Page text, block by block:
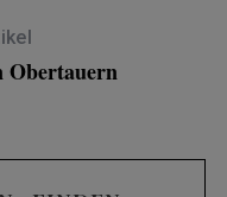
Obertauern